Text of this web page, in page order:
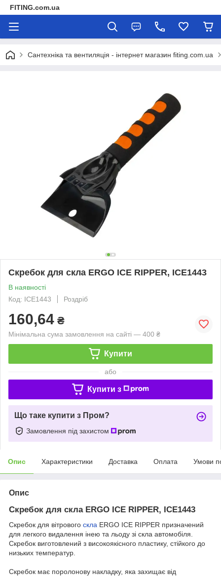
FITING.com.ua
Сантехніка та вентиляція - інтернет магазин fiting.com.ua
Скребок для скла ERGO ICE RIPPER, ICE1443
В наявності
Код: ICE1443
Роздріб
160,64 ₴
Мінімальна сума замовлення на сайті — 400 ₴
Купити
або
Купити з
Що таке купити з Пром?
Замовлення під захистом
Опис Характеристики Доставка Оплата Умови
Опис
Скребок для скла ERGO ICE RIPPER, ICE1443
Скребок для вітрового скла ERGO ICE RIPPER призначений
для легкого видалення інею та льоду зі скла автомобіля.
Скребок виготовлений з високоякісного пластику, стійкого до
низьких температур.
Скребок має поролонову накладку, яка захищає від